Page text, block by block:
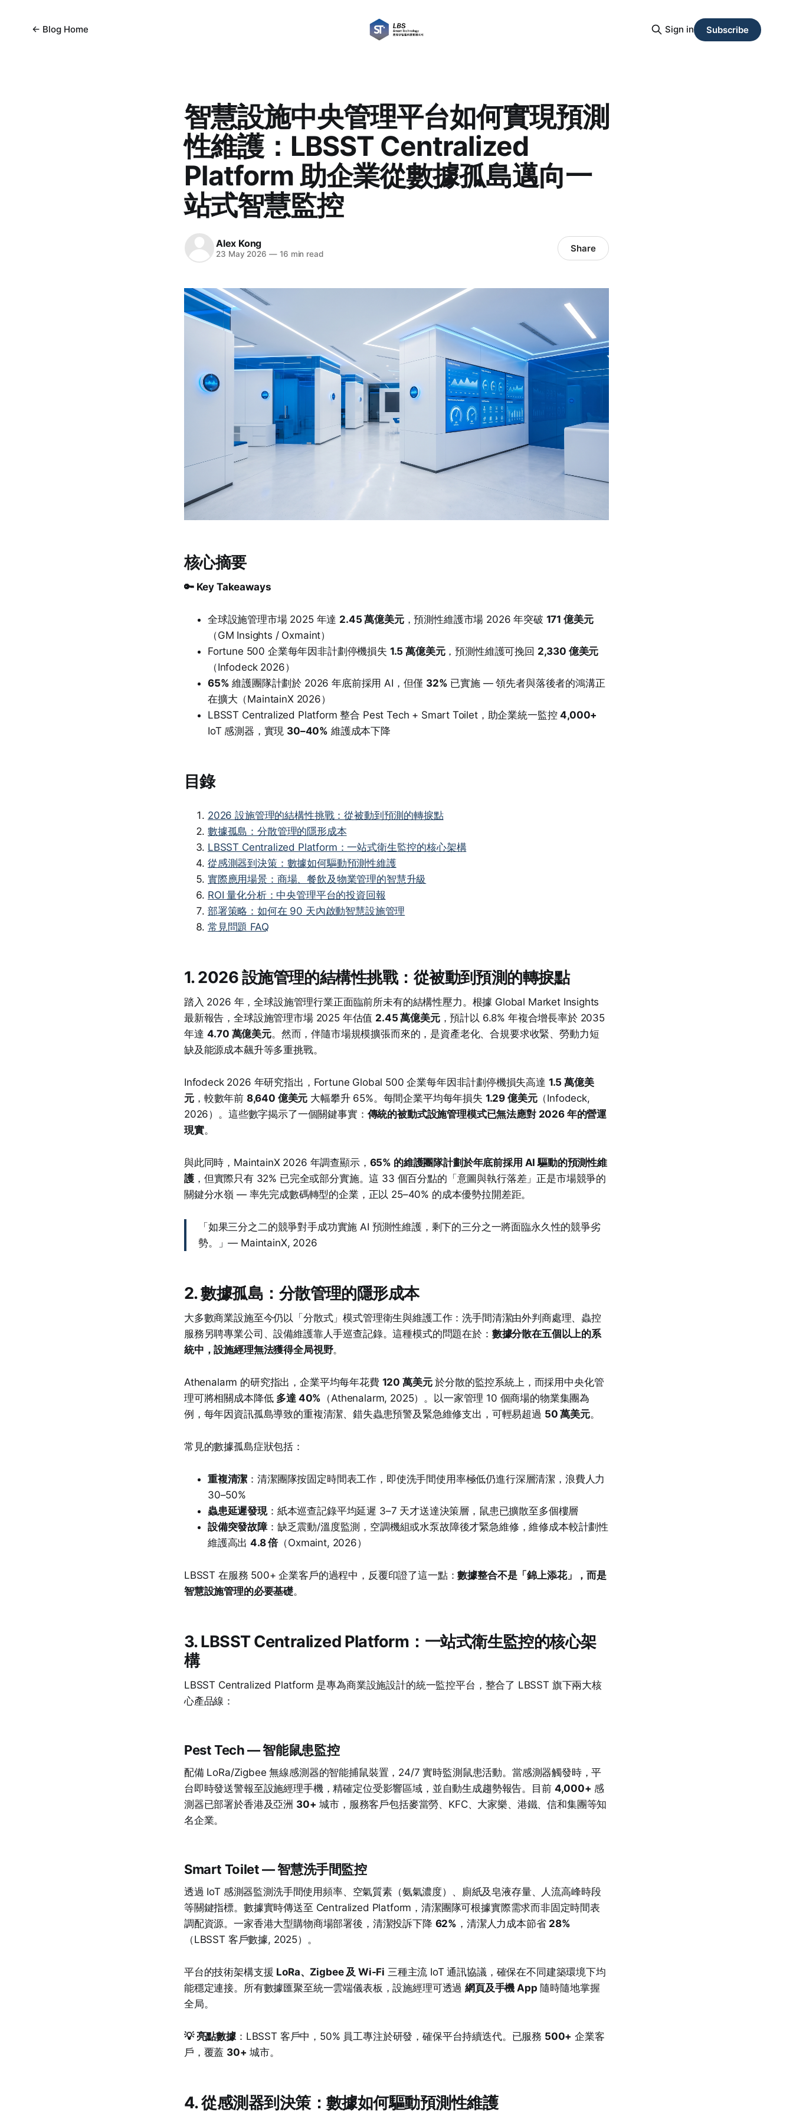
← Blog Home Sign in Subscribe
智慧設施中央管理平台如何實現預測
性維護：LBSST Centralized
Platform 助企業從數據孤島邁向一
站式智慧監控
Alex Kong
23 May 2026 —16 min read Share
核心摘要
🔑 Key Takeaways
全球設施管理市場 2025 年達 2.45 萬億美元，預測性維護市場 2026 年突破 171 億美元
（GM Insights / Oxmaint）
Fortune 500 企業每年因非計劃停機損失 1.5 萬億美元，預測性維護可挽回 2,330 億美元
（Infodeck 2026）
65% 維護團隊計劃於 2026 年底前採用 AI，但僅 32% 已實施 — 領先者與落後者的鴻溝正
在擴大（MaintainX 2026）
LBSST Centralized Platform 整合 Pest Tech + Smart Toilet，助企業統一監控4,000+
IoT 感測器，實現 30–40% 維護成本下降
目錄
2026 設施管理的結構性挑戰：從被動到預測的轉捩點
數據孤島：分散管理的隱形成本
LBSST Centralized Platform：一站式衛生監控的核心架構
從感測器到決策：數據如何驅動預測性維護
實際應用場景：商場、餐飲及物業管理的智慧升級
ROI 量化分析：中央管理平台的投資回報
部署策略：如何在 90 天內啟動智慧設施管理
常見問題 FAQ
1. 2026 設施管理的結構性挑戰：從被動到預測的轉捩點
踏入 2026 年，全球設施管理行業正面臨前所未有的結構性壓力。根據 Global Market Insights
最新報告，全球設施管理市場 2025 年估值 2.45 萬億美元，預計以 6.8% 年複合增長率於 2035
年達 4.70 萬億美元。然而，伴隨市場規模擴張而來的，是資產老化、合規要求收緊、勞動力短
缺及能源成本飆升等多重挑戰。
Infodeck 2026 年研究指出，Fortune Global 500 企業每年因非計劃停機損失高達 1.5 萬億美
元，較數年前 8,640 億美元 大幅攀升 65%。每間企業平均每年損失 1.29 億美元（Infodeck,
2026）。這些數字揭示了一個關鍵事實：傳統的被動式設施管理模式已無法應對 2026 年的營運
現實。
與此同時，MaintainX 2026 年調查顯示， 65% 的維護團隊計劃於年底前採用 AI 驅動的預測性維
護，但實際只有 32% 已完全或部分實施。這 33 個百分點的「意圖與執行落差」正是市場競爭的
關鍵分水嶺 — 率先完成數碼轉型的企業，正以 25–40% 的成本優勢拉開差距。
「如果三分之二的競爭對手成功實施 AI 預測性維護，剩下的三分之一將面臨永久性的競爭劣
勢。」— MaintainX, 2026
2. 數據孤島：分散管理的隱形成本
大多數商業設施至今仍以「分散式」模式管理衛生與維護工作：洗手間清潔由外判商處理、蟲控
服務另聘專業公司、設備維護靠人手巡查記錄。這種模式的問題在於： 數據分散在五個以上的系
統中，設施經理無法獲得全局視野。
Athenalarm 的研究指出，企業平均每年花費 120 萬美元於分散的監控系統上，而採用中央化管
理可將相關成本降低 多達 40% （Athenalarm, 2025）。以一家管理 10 個商場的物業集團為
例，每年因資訊孤島導致的重複清潔、錯失蟲患預警及緊急維修支出，可輕易超過 50 萬美元。
常見的數據孤島症狀包括：
重複清潔 ：清潔團隊按固定時間表工作，即使洗手間使用率極低仍進行深層清潔，浪費人力
30–50%
蟲患延遲發現：紙本巡查記錄平均延遲 3–7 天才送達決策層，鼠患已擴散至多個樓層
設備突發故障：缺乏震動/溫度監測，空調機組或水泵故障後才緊急維修，維修成本較計劃性
維護高出4.8 倍（Oxmaint, 2026）
LBSST 在服務 500+ 企業客戶的過程中，反覆印證了這一點：數據整合不是「錦上添花」，而是
智慧設施管理的必要基礎。
3. LBSST Centralized Platform：一站式衛生監控的核心架
構
LBSST Centralized Platform 是專為商業設施設計的統一監控平台，整合了 LBSST 旗下兩大核
心產品線：
Pest Tech — 智能鼠患監控
配備 LoRa/Zigbee 無線感測器的智能捕鼠裝置，24/7 實時監測鼠患活動。當感測器觸發時，平
台即時發送警報至設施經理手機，精確定位受影響區域，並自動生成趨勢報告。目前 4,000+ 感
測器已部署於香港及亞洲 30+ 城市，服務客戶包括麥當勞、KFC、大家樂、港鐵、信和集團等知
名企業。
Smart Toilet — 智慧洗手間監控
透過 IoT 感測器監測洗手間使用頻率、空氣質素（氨氣濃度）、廁紙及皂液存量、人流高峰時段
等關鍵指標。數據實時傳送至 Centralized Platform，清潔團隊可根據實際需求而非固定時間表
調配資源。一家香港大型購物商場部署後，清潔投訴下降 62% ，清潔人力成本節省 28%
（LBSST 客戶數據, 2025）。
平台的技術架構支援 LoRa、Zigbee 及 Wi-Fi 三種主流 IoT 通訊協議，確保在不同建築環境下均
能穩定連接。所有數據匯聚至統一雲端儀表板，設施經理可透過網頁及手機 App 隨時隨地掌握
全局。
💡 亮點數據：LBSST 客戶中，50% 員工專注於研發，確保平台持續迭代。已服務 500+ 企業客
戶，覆蓋 30+ 城市。
4. 從感測器到決策：數據如何驅動預測性維護